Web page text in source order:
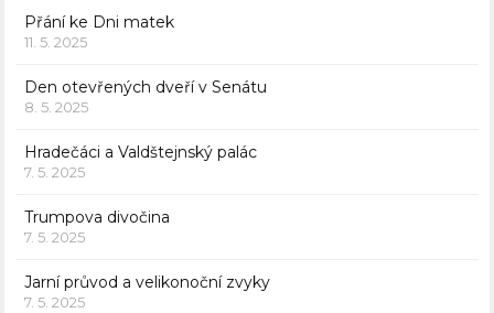
Přání ke Dni matek
11. 5. 2025
Den otevřených dveří v Senátu
8. 5. 2025
Hradečáci a Valdštejnský palác
7. 5. 2025
Trumpova divočina
7. 5. 2025
Jarní průvod a velikonoční zvyky
7. 5. 2025